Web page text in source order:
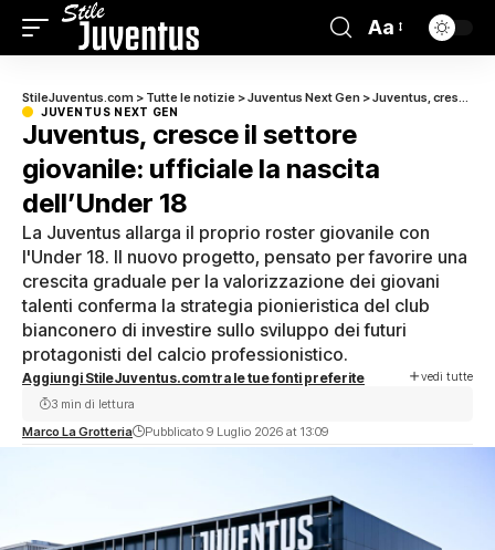
Aa
StileJuventus.com > Tutte le notizie >Juventus Next Gen >Juventus, cresce il settore giovanile: ufficiale la nascita dell’Under 18
JUVENTUS NEXT GEN
Juventus, cresce il settore
giovanile: ufficiale la nascita
dell’Under 18
La Juventus allarga il proprio roster giovanile con
l'Under 18. Il nuovo progetto, pensato per favorire una
crescita graduale per la valorizzazione dei giovani
talenti conferma la strategia pionieristica del club
bianconero di investire sullo sviluppo dei futuri
protagonisti del calcio professionistico.
Aggiungi StileJuventus.com tra le tue fonti preferite vedi tutte
Marco La Grotteria Pubblicato 9 Luglio 2026 at 13:09
3 min di lettura